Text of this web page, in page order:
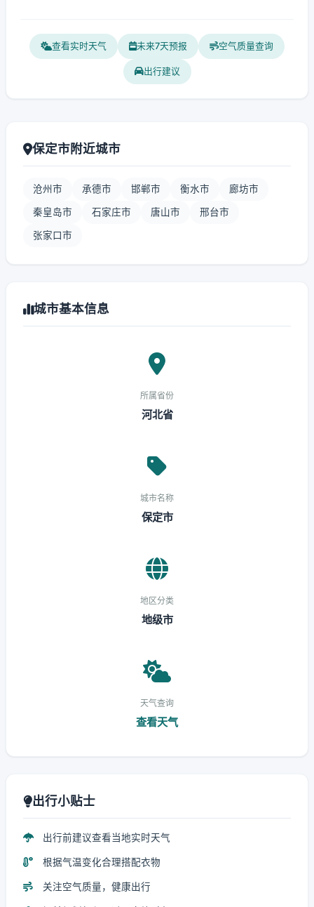
查看实时天气 未来7天预报 空气质量查询
出行建议
保定市附近城市
沧州市 承德市 邯郸市 衡水市 廊坊市
秦皇岛市 石家庄市 唐山市 邢台市
张家口市
城市基本信息
所属省份
河北省
城市名称
保定市
地区分类
地级市
天气查询
查看天气
出行小贴士
出行前建议查看当地实时天气
根据气温变化合理搭配衣物
关注空气质量，健康出行